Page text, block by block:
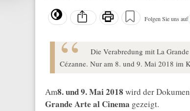
Folgen Sie uns auf
Die Verabredung mit La
Cézanne. Nur am 8. und 9. Mai 2018 im
Am8. und 9. Mai 2018 wird der
Grande Arte al Cinema gezeigt.